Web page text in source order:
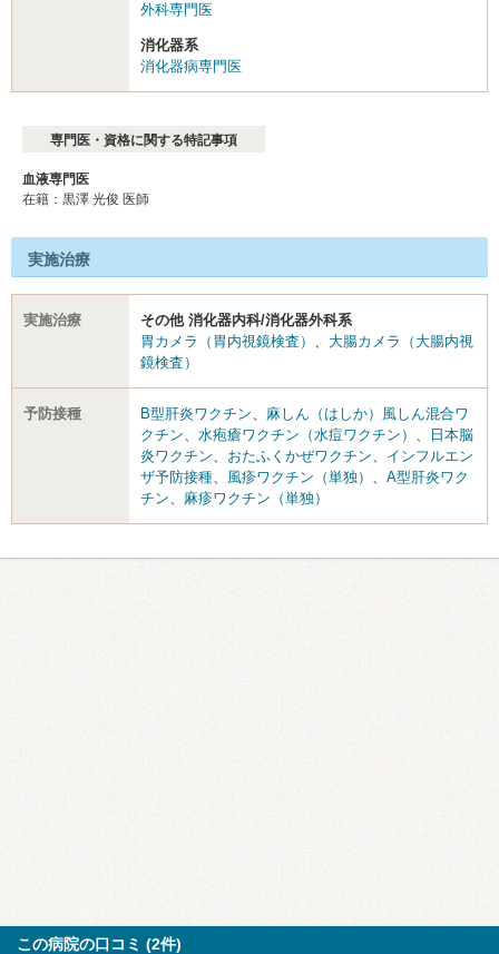
外科専門医
消化器系
消化器病専門医
専門医・資格に関する特記事項
血液専門医
在籍：黒澤 光俊 医師
実施治療
実施治療
その他 消化器内科/消化器外科系
胃カメラ（胃内視鏡検査） 、 大腸カメラ（大腸内視
鏡検査）
予防接種 B型肝炎ワクチン、 麻しん（はしか）風しん混合ワ
クチン、 水疱瘡ワクチン（水痘ワクチン） 、
日本脳
炎ワクチン、 おたふくかぜワクチン、 インフルエン
ザ予防接種、 風疹ワクチン（単独） 、 A型肝炎ワク
チン、 麻疹ワクチン（単独）
この病院の口コミ (2件)